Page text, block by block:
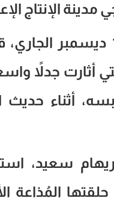
مدينة الإنتاج
وفي حلقة أخرى، بتاريخ
أثارت جدلاً
أثناء حديث
ريهام سعيد،
المُذاعة